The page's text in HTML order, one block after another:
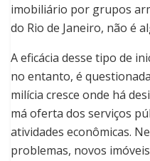
imobiliário por grupos
do Rio de Janeiro, não é
A eficácia desse tipo de
no entanto, é
milícia cresce onde há
má oferta dos serviços
atividades econômicas.
problemas, novos